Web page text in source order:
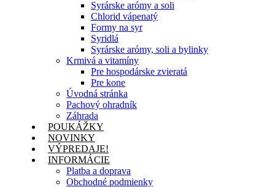
Syrárske arómy a soli
Chlorid vápenatý
Formy na syr
Syridlá
Syrárske arómy, soli a bylinky
Krmivá a vitamíny
Pre hospodárske zvieratá
Pre kone
Úvodná stránka
Pachový ohradník
Záhrada
POUKÁŽKY
NOVINKY
VÝPREDAJE!
INFORMÁCIE
Platba a doprava
Obchodné podmienky